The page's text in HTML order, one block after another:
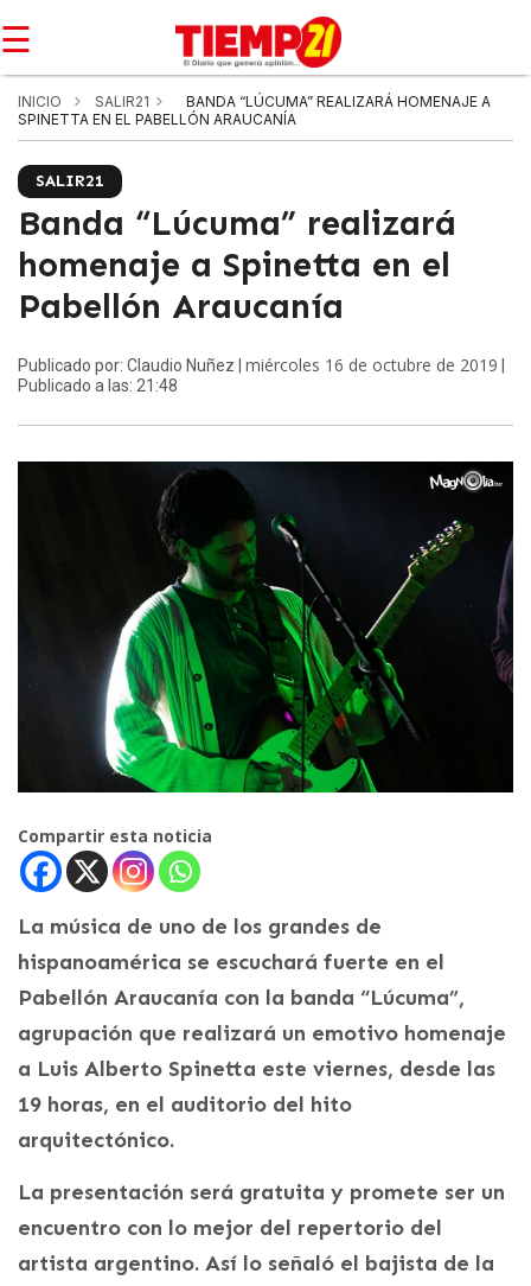
☰
INICIO SALIR21
BANDA “LÚCUMA” REALIZARÁ HOMENAJE A
SPINETTA EN EL PABELLÓN ARAUCANÍA
SALIR21
Banda “Lúcuma” realizará
homenaje a Spinetta en el
Pabellón Araucanía
Publicado por: Claudio Nuñez | miércoles 16 de octubre de 2019
Publicado a las: 21:48
Compartir esta noticia
La música de uno de los grandes de
hispanoamérica se escuchará fuerte en el
Pabellón Araucanía con la banda “Lúcuma”,
agrupación que realizará un emotivo homenaje
a Luis Alberto Spinetta este viernes, desde las
19 horas, en el auditorio del hito
arquitectónico.
La presentación será gratuita y promete ser un
encuentro con lo mejor del repertorio del
artista argentino. Así lo señaló el bajista de la